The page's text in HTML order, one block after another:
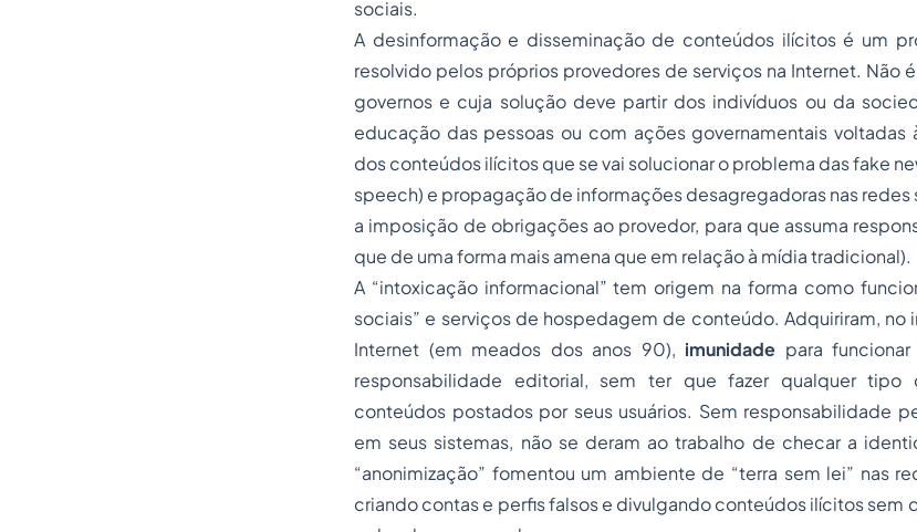
sociais.
A desinformação e disseminação de conteúdos ilícitos é um
resolvido pelos próprios provedores de serviços na Internet. Não
governos e cuja solução deve partir dos indivíduos ou da
educação das pessoas ou com ações governamentais voltadas
dos conteúdos ilícitos que se vai solucionar o problema das fake
speech) e propagação de informações desagregadoras nas redes
a imposição de obrigações ao provedor, para que assuma
que de uma forma mais amena que em relação à mídia tradicional).
A “intoxicação informacional” tem origem na forma como
sociais” e serviços de hospedagem de conteúdo. Adquiriram, no
Internet (em meados dos anos 90), imunidade para
responsabilidade editorial, sem ter que fazer qualquer
conteúdos postados por seus usuários. Sem responsabilidade
em seus sistemas, não se deram ao trabalho de checar a
“anonimização” fomentou um ambiente de “terra sem lei” nas
criando contas e perfis falsos e divulgando conteúdos ilícitos sem